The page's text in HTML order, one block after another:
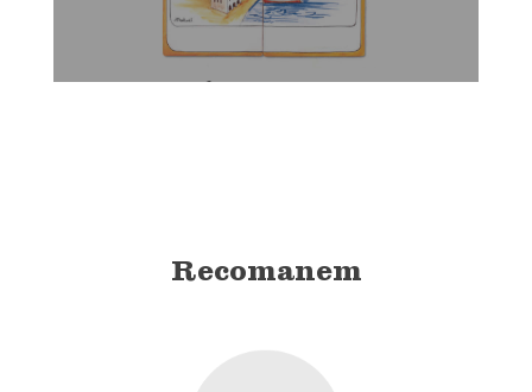
Recomanem